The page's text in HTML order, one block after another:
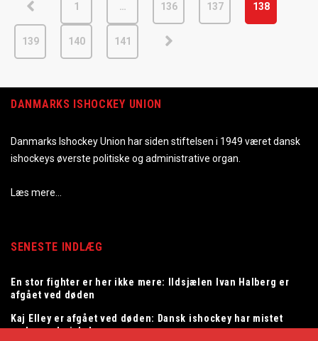
1 … 136 137 138
139 140 141
DANMARKS ISHOCKEY UNION
Danmarks Ishockey Union har siden stiftelsen i 1949 været dansk
ishockeys øverste politiske og administrative organ.
Læs mere…
SENESTE INDLÆG
En stor fighter er her ikke mere: Ildsjælen Ivan Halberg er
afgået ved døden
Kaj Elley er afgået ved døden: Dansk ishockey har mistet
en legendarisk dommer